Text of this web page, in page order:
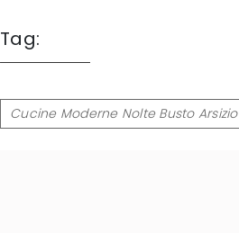
Tag:
Cucine Moderne Nolte Busto Arsizio